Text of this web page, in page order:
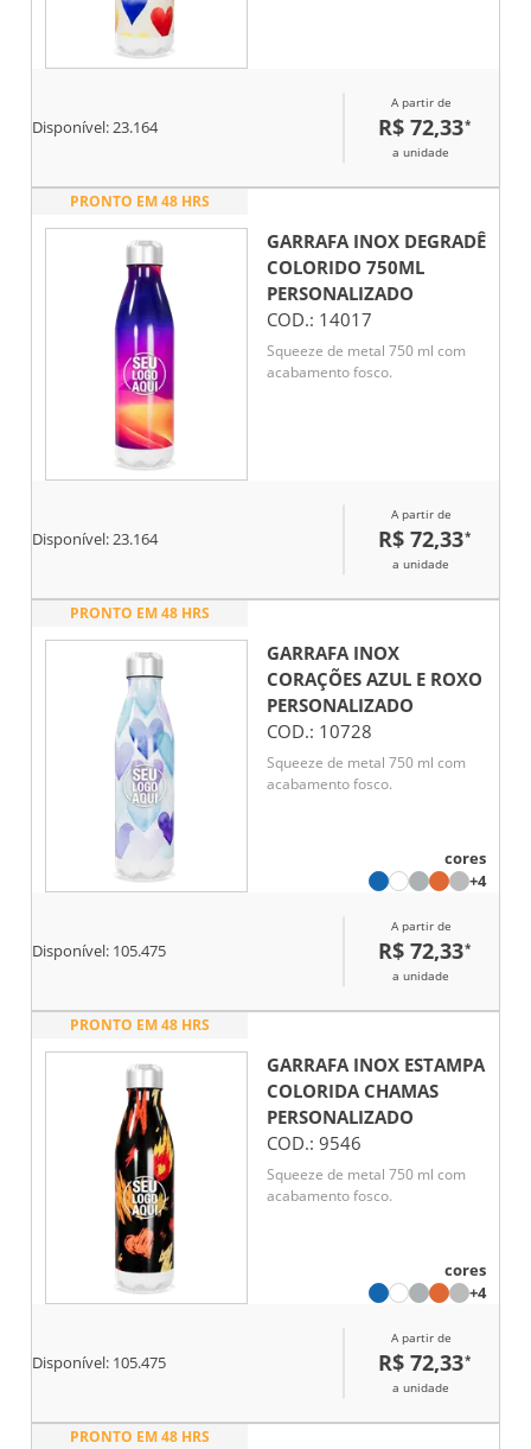
Disponível:23.164
A partir de
R$ 72,33*
a unidade
PRONTO EM 48 HRS
GARRAFA INOX DEGRADÊ
COLORIDO 750ML
PERSONALIZADO
COD.: 14017
Squeeze de metal 750 ml com
acabamento fosco.
Disponível:23.164
A partir de
R$ 72,33*
a unidade
PRONTO EM 48 HRS
GARRAFA INOX
CORAÇÕES AZUL E ROXO
PERSONALIZADO
COD.: 10728
Squeeze de metal 750 ml com
acabamento fosco.
cores
+4
Disponível: 105.475
A partir de
R$ 72,33*
a unidade
PRONTO EM 48 HRS
GARRAFA INOX ESTAMPA
COLORIDA CHAMAS
PERSONALIZADO
COD.: 9546
Squeeze de metal 750 ml com
acabamento fosco.
cores
+4
Disponível: 105.475
A partir de
R$ 72,33*
a unidade
PRONTO EM 48 HRS